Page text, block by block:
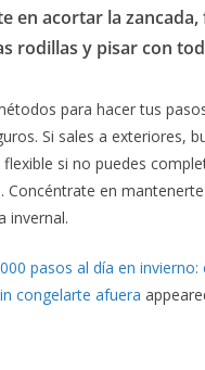
en acortar la
rodillas y pisar con
para hacer tus
Si sales a exteriores,
flexible si no puedes
Concéntrate en
invernal.
pasos al día en
congelarte afuera